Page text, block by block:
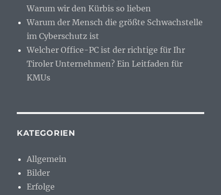
Warum wir den Kürbis so lieben
Warum der Mensch die größte Schwachstelle
im Cyberschutz ist
Welcher Office-PC ist der richtige für Ihr
Tiroler Unternehmen? Ein Leitfaden für
KMUs
KATEGORIEN
Allgemein
Bilder
Erfolge